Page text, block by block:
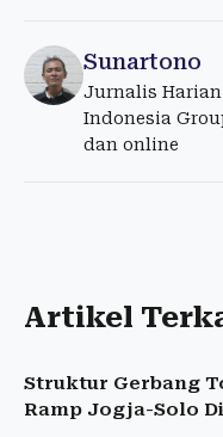
Sunartono
Jurnalis
Indonesia
dan online
Artikel
Struktur Gerbang
Ramp Jogja-Solo